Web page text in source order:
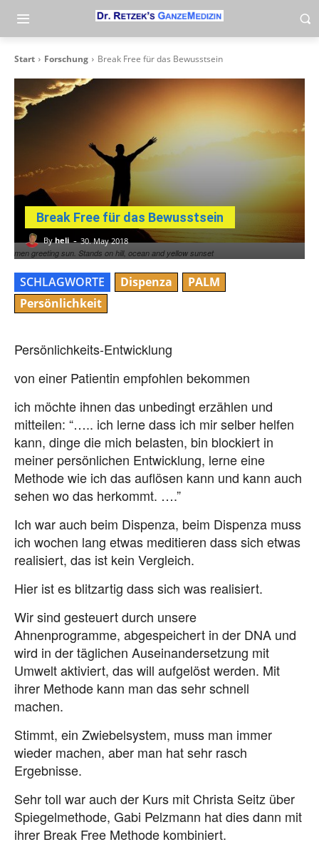
Start Forschung Break Free für das Bewusstsein
men greeting sun. Stands on hill, ocean and yellow sunset
Break Free für das Bewusstsein
By heli - 30. May 2018
SCHLAGWORTE Dispenza
PALM
Persönlichkeit
Persönlichkeits-Entwicklung
von einer Patientin empfohlen bekommen
ich möchte ihnen das unbedingt erzählen und
mitteilen: “….. ich lerne dass ich mir selber helfen
kann, dinge die mich belasten, bin blockiert in
meiner persönlichen Entwicklung, lerne eine
Methode wie ich das auflösen kann und kann auch
sehen wo das herkommt. ….”
Ich war auch beim Dispenza, beim Dispenza muss
ich wochen lang etwas meditieren dass sich etwas
realisiert, das ist kein Vergleich.
Hier ist es blitzartig dass sich was realisiert.
Wir sind gesteuert durch unsere
Ahnenprogramme, abgespeichert in der DNA und
wird in der täglichen Auseinandersetzung mit
Umwelt aktiviert, das will aufgelöst werden. Mit
ihrer Methode kann man das sehr schnell
machen.
Stimmt, ein Zwiebelsystem, muss man immer
wieder machen, aber man hat sehr rasch
Ergebnisse.
Sehr toll war auch der Kurs mit Christa Seitz über
Spiegelmethode, Gabi Pelzmann hat dies dann mit
ihrer Break Free Methode kombiniert.